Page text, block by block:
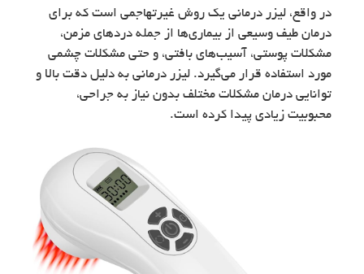
در واقع، لیزر درمانی یک روش غیرتهاجمی است که برای
درمان طیف وسیعی از بیماری‌ها از جمله دردهای مزمن،
مشکلات پوستی، آسیب‌های بافتی، و حتی مشکلات چشمی
مورد استفاده قرار می‌گیرد. لیزر درمانی به دلیل دقت بالا و
توانایی درمان مشکلات مختلف بدون نیاز به جراحی،
محبوبیت زیادی پیدا کرده است.